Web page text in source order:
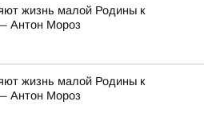
жизнь малой Родины к
Антон Мороз
жизнь малой Родины к
Антон Мороз